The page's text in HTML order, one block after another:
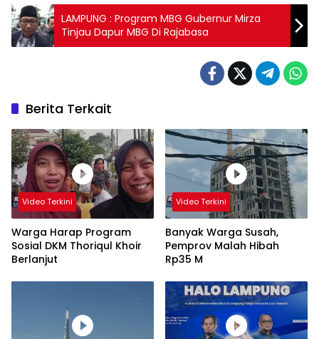
LAMPUNG : Program MBG Gubernur Mirza
Tinjau Dapur MBG Di Rajabasa
Berita Terkait
Video Terkini
Warga Harap Program
Sosial DKM Thoriqul Khoir
Berlanjut
Video Terkini
Banyak Warga Susah,
Pemprov Malah Hibah
Rp35 M